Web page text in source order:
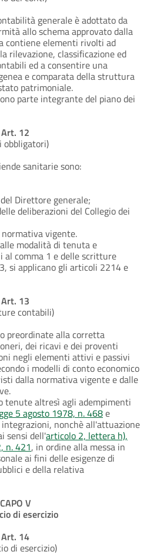
generale è adottato da
allo schema approvato dalla
contiene elementi rivolti ad
rilevazione, classificazione ed
ed a consentire una
e comparata della struttura
patrimoniale.
parte integrante del piano dei
Art. 12
obbligatori)
sanitarie sono:
Direttore generale;
deliberazioni del Collegio dei
vigente.
modalità di tenuta e
al comma 1 e delle scritture
si applicano gli articoli 2214 e
Art. 13
contabili)
preordinate alla corretta
dei ricavi e dei proventi
negli elementi attivi e passivi
i modelli di conto economico
dalla normativa vigente e dalle
tenute altresì agli adempimenti
5 agosto 1978, n. 468e
nonchè all'attuazione
sensi dell'articolo 2, lettera h),
n. 421, in ordine alla messa in
ai fini delle esigenze di
e della relativa
CAPO V
di esercizio
Art. 14
di esercizio)